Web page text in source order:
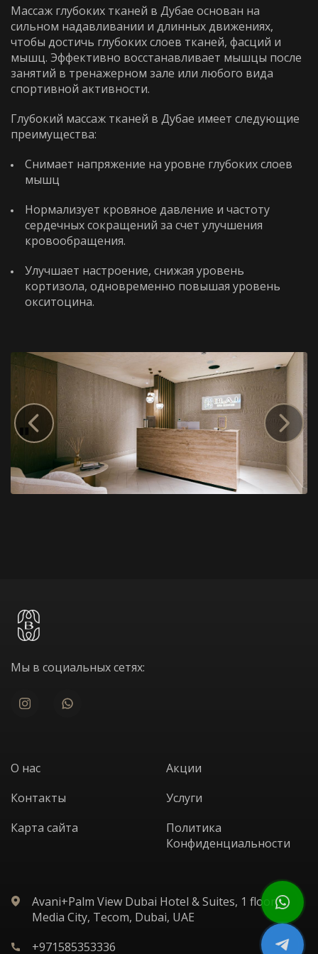
Массаж глубоких тканей в Дубае основан на
сильном надавливании и длинных движениях,
чтобы достичь глубоких слоев тканей, фасций и
мышц. Эффективно восстанавливает мышцы после
занятий в тренажерном зале или любого вида
спортивной активности.
Глубокий массаж тканей в Дубае имеет следующие
преимущества:
Снимает напряжение на уровне глубоких слоев
мышц
Нормализует кровяное давление и частоту
сердечных сокращений за счет улучшения
кровообращения.
Улучшает настроение, снижая уровень
кортизола, одновременно повышая уровень
окситоцина.
WhatsApp Telephone
Мы в социальных сетях:
О нас
Акции
Контакты
Услуги
Карта сайта
Политика
Конфиденциальности
Avani+Palm View Dubai Hotel & Suites, 1 floor,
Media City, Tecom, Dubai, UAE
+971585353336
WhatsApp